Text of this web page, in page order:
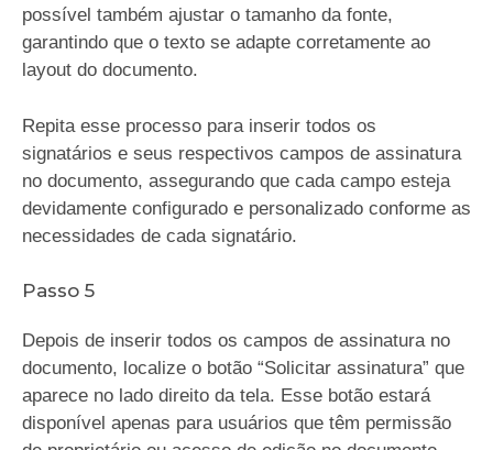
possível também ajustar o tamanho da fonte,
garantindo que o texto se adapte corretamente ao
layout do documento.
Repita esse processo para inserir todos os
signatários e seus respectivos campos de assinatura
no documento, assegurando que cada campo esteja
devidamente configurado e personalizado conforme as
necessidades de cada signatário.
Passo 5
Depois de inserir todos os campos de assinatura no
documento, localize o botão “Solicitar assinatura” que
aparece no lado direito da tela. Esse botão estará
disponível apenas para usuários que têm permissão